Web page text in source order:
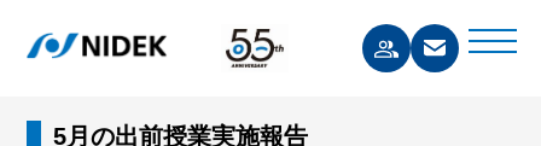
5月の出前授業実施報告